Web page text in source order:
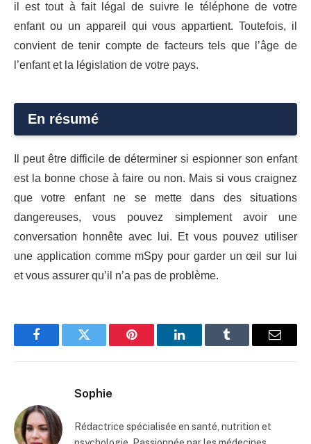
il est tout à fait légal de suivre le téléphone de votre
enfant ou un appareil qui vous appartient. Toutefois, il
convient de tenir compte de facteurs tels que l’âge de
l’enfant et la législation de votre pays.
En résumé
Il peut être difficile de déterminer si espionner son enfant
est la bonne chose à faire ou non. Mais si vous craignez
que votre enfant ne se mette dans des situations
dangereuses, vous pouvez simplement avoir une
conversation honnête avec lui. Et vous pouvez utiliser
une application comme mSpy pour garder un œil sur lui
et vous assurer qu’il n’a pas de problème.
FacebookTwitter Pinterest LinkedInTumblr Email
Sophie
Rédactrice spécialisée en santé, nutrition et